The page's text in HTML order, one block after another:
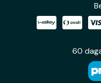
60